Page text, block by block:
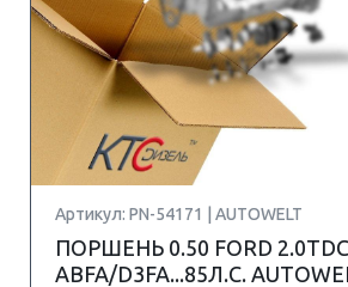
Артикул: PN-54171 | AUTOWELT
ПОРШЕНЬ 0.50 FORD
ABFA/D3FA...85Л.С.